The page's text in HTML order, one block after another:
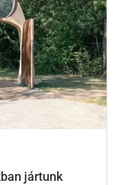
jártunk